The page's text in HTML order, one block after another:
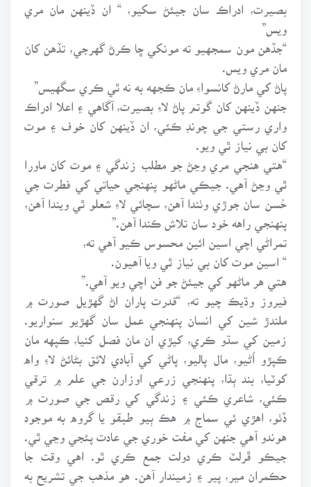
بصيرت، ادراڪ سان جيئڻ سکيو، “ ان ڏينهن مان مري
ويس”
“جڏهن مون سمجهيو ته مونکي ڇا ڪرڻ گهرجي، تڏهن کان
مان مري ويس.
پاڻ کي مارڻ کانسواءِ مان ڪجهه به نه ٿي ڪري سگهيس”
جنهن ڏينهن کان گوتم پاڻ لاءِ بصيرت، آگاهي ۽ اعلا ادراڪ
واري رستي جي چونڊ ڪئي، ان ڏينهن کان خوف ۽ موت
کان بي نياز ٿي ويو.
“هتي هنجي مري وڃڻ جو مطلب زندگي ۽ موت کان ماورا
ٿي وڃڻ آهي. جيڪي ماڻهو پنهنجي حياتي کي فطرت جي
حُسن سان جوڙي وٺندا آهن، سچائي لاءِ شعلو ٿي ويندا آهن،
پنهنجي راهه خود سان تلاش ڪندا آهن.”
تمراڻي اچي اسين ائين محسوس ڪيو آهي ته،
“ اسين موت کان بي نياز ٿي ويا آهيون.
هتي هر ماڻهو کي جيئڻ جو فن اچي ويو آهي.”
فيروز وڌيڪ چيو ته، “قدرت پاران اڻ گهڙيل صورت ۾
ملندڙ شين کي انسان پنهنجي عمل سان گهڙيو سنواريو.
زمين کي سڌو ڪري، کيڙي ان مان فصل کنيا، ڪپهه مان
ڪپڙو اُڻيو، مال پاليو، پاڻي کي آبادي لائق بڻائڻ لاءِ واه
کوٽيا، بند ٻڌا، پنهنجي زرعي اوزارن جي علم ۾ ترقي
ڪئي، شاعري ڪئي ۽ زندگي کي رقص جي صورت ۾
ڏٺو، اهڙي ئي سماج ۾ هڪ ٻيو طبقو يا گروه به موجود
هوندو آهي جنهن کي مفت خوري جي عادت پئجي وڃي ٿي.
جيڪو ڦرلٽ ڪري دولت جمع ڪري ٿو. اهي وقت جا
حڪمران مير، پير ۽ زميندار آهن. هو مذهب جي تشريح به